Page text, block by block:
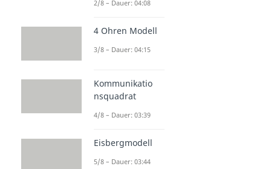
2/8 – Dauer: 04:08
4 Ohren Modell
3/8 – Dauer: 04:15
Kommunikatio
nsquadrat
4/8 – Dauer: 03:39
Eisbergmodell
5/8 – Dauer: 03:44